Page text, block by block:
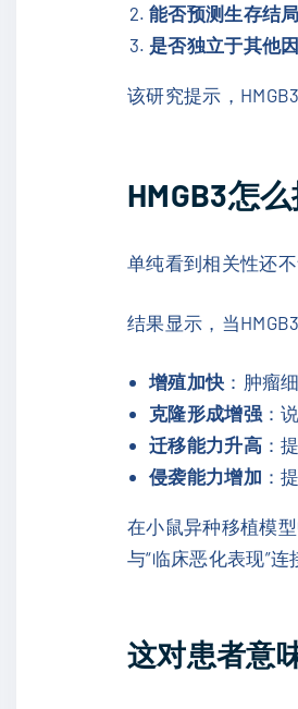
能否预测生存结局
是否独立于其他
该研究提示，
HMGB3怎
单纯看到相关性还
结果显示，当
增殖加快 ：肿瘤
克隆形成增强：
迁移能力升高：
侵袭能力增加 ：
在小鼠异种移植模
与“临床恶化表现”连
这对患者意